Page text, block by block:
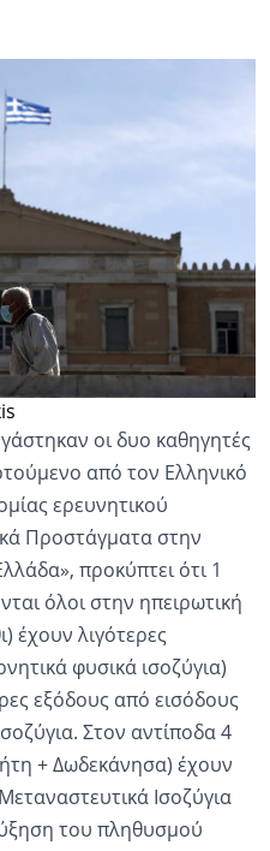
οι δυο καθηγητές
από τον Ελληνικό
ερευνητικού
Προστάγματα στην
προκύπτει ότι 1
όλοι στην ηπειρωτική
έχουν λιγότερες
φυσικά ισοζύγια)
εξόδους από εισόδους
Στον αντίποδα 4
+ Δωδεκάνησα) έχουν
Ισοζύγια
του πληθυσμού